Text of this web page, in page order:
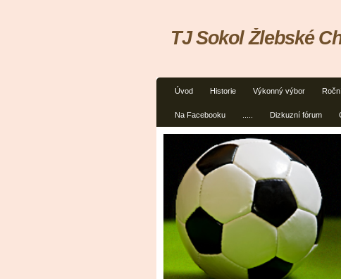
Úvod Historie Výkonný výbor
Na Facebooku Dizkuzní fórum
TJ Sokol Žlebské